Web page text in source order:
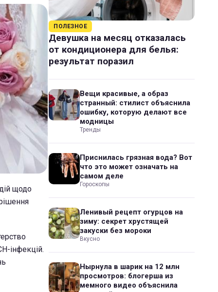
щодо
інфекцій.
ПОЛЕЗНОЕ
Девушка на месяц отказалась
от кондиционера для белья:
результат поразил
Вещи красивые, а образ
странный: стилист объяснила
ошибку, которую делают все
модницы
Тренды
Приснилась грязная вода? Вот
что это может означать на
самом деле
Гороскопы
Ленивый рецепт огурцов на
зиму: секрет хрустящей
закуски без мороки
Вкусно
Нырнула в шарик на 12 млн
просмотров: блогерша из
мемного видео объяснила